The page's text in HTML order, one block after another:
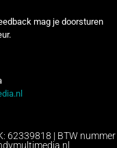
mag je doorsturen
62339818 | BTW nummer